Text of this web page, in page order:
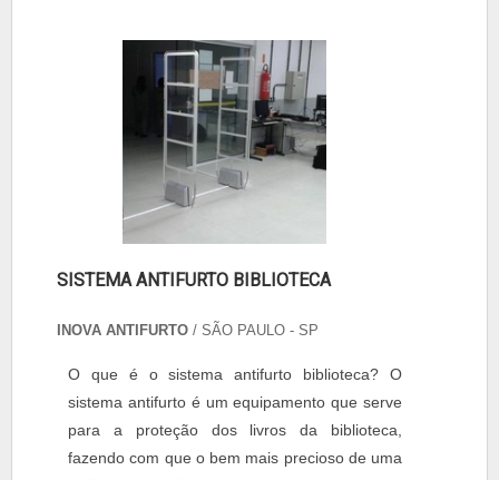
SISTEMA ANTIFURTO BIBLIOTECA
INOVA ANTIFURTO / SÃO PAULO - SP
O que é o sistema antifurto biblioteca? O
sistema antifurto é um equipamento que serve
para a proteção dos livros da biblioteca,
fazendo com que o bem mais precioso de uma